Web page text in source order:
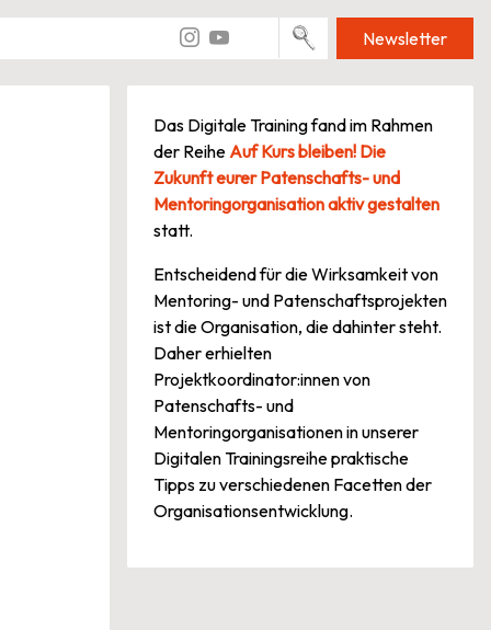
Newsletter
Das Digitale Training fand im Rahmen
der ReiheAuf Kurs bleiben! Die
Zukunft eurer Patenschafts- und
Mentoringorganisation aktivgestalten
statt.
Entscheidend für die Wirksamkeit von
Mentoring- und Patenschaftsprojekten
ist die Organisation, die dahinter steht.
Daher erhielten
Projektkoordinator:innen von
Patenschafts- und
Mentoringorganisationen in unserer
Digitalen Trainingsreihe praktische
Tipps zu verschiedenen Facetten der
Organisationsentwicklung.